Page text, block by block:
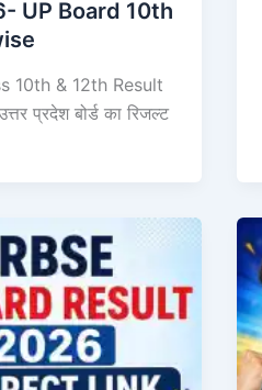
UP Board 10th
10th & 12th Result
प्रदेश बोर्ड का रिजल्ट